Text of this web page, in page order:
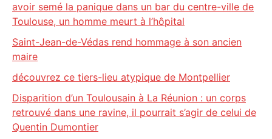
avoir semé la panique dans un bar du centre-ville de
Toulouse, un homme meurt à l’hôpital
Saint-Jean-de-Védas rend hommage à son ancien
maire
découvrez ce tiers-lieu atypique de Montpellier
Disparition d’un Toulousain à La Réunion : un corps
retrouvé dans une ravine, il pourrait s’agir de celui de
Quentin Dumontier